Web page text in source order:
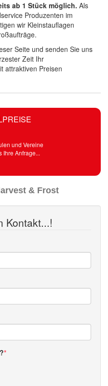
und Vereine
Ihre Anfrage...
& Frost
Kontakt...!
ab 1 Stück möglich. Als
Produzenten im
wir Kleinstauflagen
Seite und senden Sie uns
Zeit Ihr
attraktiven Preisen